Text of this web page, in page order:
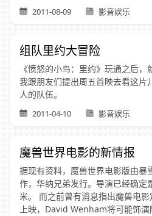
2011-08-09 影音娱乐
组队里约大冒险
《愤怒的小鸟：里约》玩通之后
我跟朋友们提出周五首映去看这片
人的队伍。
2011-04-10 影音娱乐
魔兽世界电影的新情报
据现有资料，魔兽世界电影版由暴
作，华纳兄弟发行。导演已经确定
米。 而之前曾有消息指出魔兽电
上映，David Wenham将可能饰演